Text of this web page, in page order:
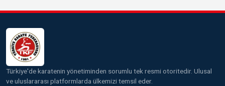
Türkiye'de karatenin yönetiminden sorumlu tek resmi otoritedir. Ulusal
ve uluslararası platformlarda ülkemizi temsil eder.